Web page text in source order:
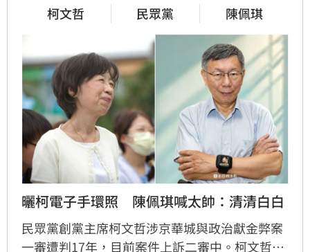
柯文哲 民眾黨 陳佩琪
曬柯電子手環照　陳佩琪喊太帥：清清白白
民眾黨創黨主席柯文哲涉京華城與政治獻金弊案
一審遭判17年，目前案件上訴二審中。柯文哲昨